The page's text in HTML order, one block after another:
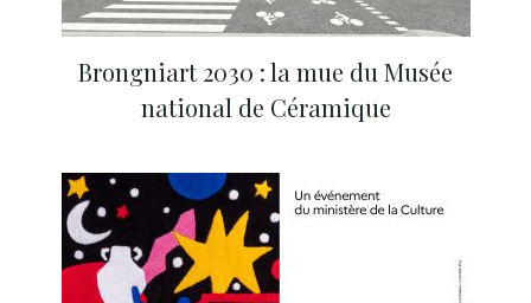
Brongniart 2030 : la mue du Musée
national de Céramique